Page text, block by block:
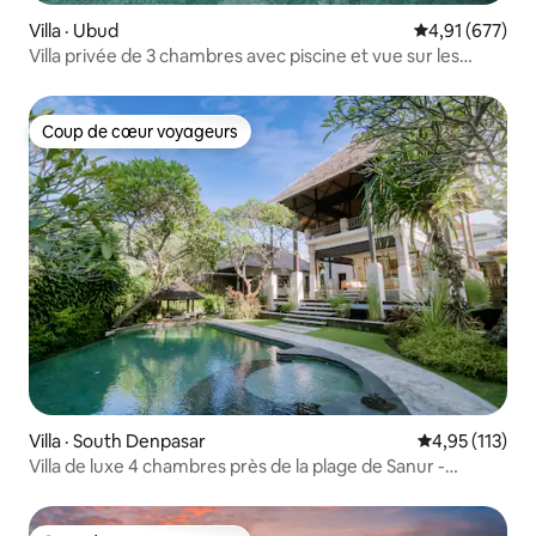
Villa · Ubud Note
4,91 (677)
Villa privée de 3 chambres avec piscine et vue sur les
Coup de cœur voyageurs
Coup de cœur voyageurs
Villa · South Denpasar Note
4,95 (113)
Villa de luxe 4 chambres près de la plage de Sanur -